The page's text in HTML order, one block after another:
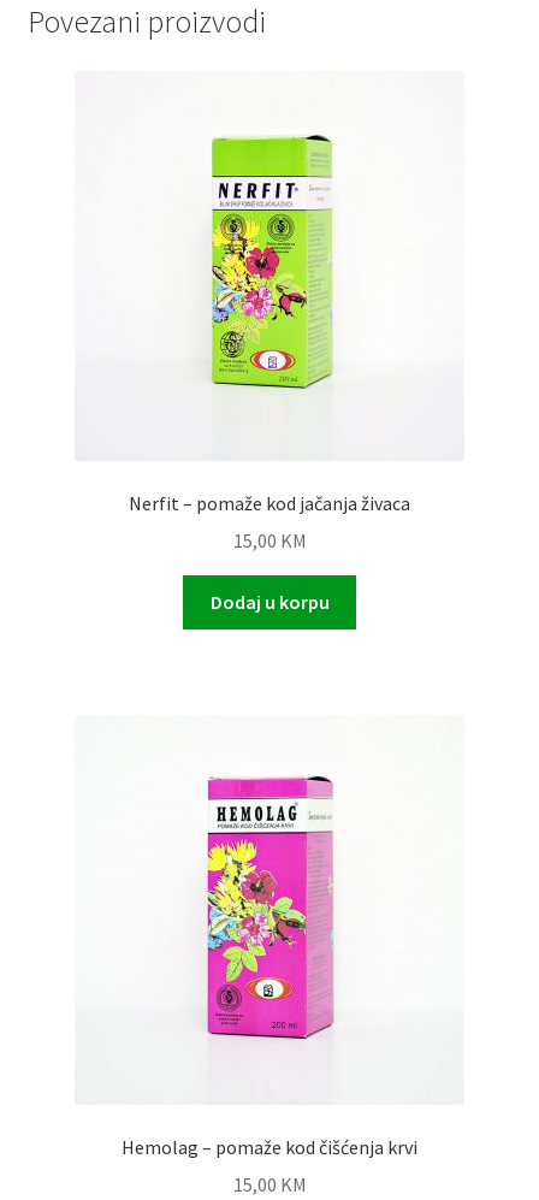
Povezani proizvodi
Nerfit – pomaže kod jačanja živaca
15,00 KM
Dodaj u korpu
Hemolag – pomaže kod čišćenja krvi
15,00 KM